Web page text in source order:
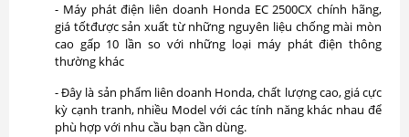
- Máy phát điện liên doanh Honda EC 2500CX chính hãng,
giá tốtđược sản xuất từ những nguyên liệu chống mài mòn
cao gấp 10 lần so với những loại máy phát điện thông
thường khác
- Đây là sản phẩm liên doanh Honda, chất lượng cao, giá cực
kỳ cạnh tranh, nhiều Model với các tính năng khác nhau để
phù hợp với nhu cầu bạn cần dùng.